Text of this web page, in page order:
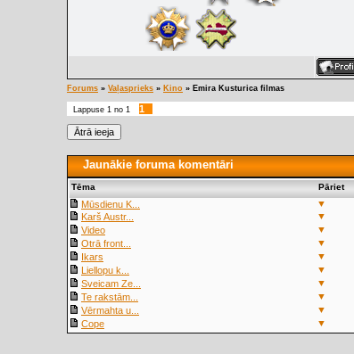
Forums » Vaļasprieks » Kino » Emira Kusturica filmas
Lappuse 1 no 1
1
Jaunākie foruma komentāri
Tēma Pāriet
Mūsdienu K... ▼
Karš Austr...
▼
Video
▼
Otrā front...
▼
Ikars
▼
Liellopu k...
▼
Sveicam Ze...
▼
Te rakstām...
▼
Vērmahta u...
▼
Cope
▼